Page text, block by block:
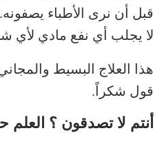
قبل أن نرى الأطباء
لا يجلب أي نفع مادي
هذا العلاج البسيط
قول شكراً.
أنتم لا تصدقون ؟